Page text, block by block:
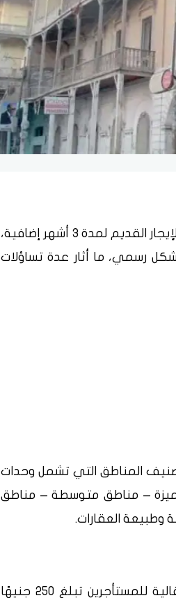
قررت الحكومة خلال الساعات الماضية، مدّ عمل لجان حصر وحدات الإيجار القديم لمدة 3 أشهر إضافية،
رسمي، ما أثار عدة تساؤلات
المناطق التي تشمل وحدات
– مناطق متوسطة – مناطق
وطبيعة العقارات.
ونوه إلى أنه خلال فترة الحصر الحالية، حُددت قيمة إيجارية انتقالية للمستأجرين تبلغ 250 جنيهًا